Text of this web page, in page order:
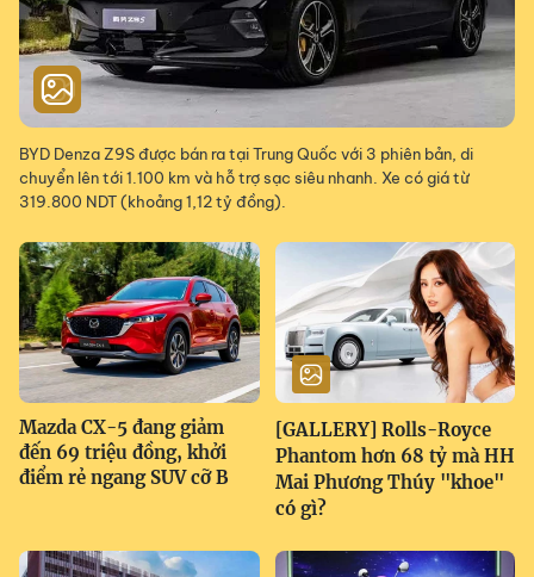
BYD Denza Z9S được bán ra tại Trung Quốc với 3 phiên bản, di
chuyển lên tới 1.100 km và hỗ trợ sạc siêu nhanh. Xe có giá từ
319.800 NDT (khoảng 1,12 tỷ đồng).
Mazda CX-5 đang giảm
đến 69 triệu đồng, khởi
điểm rẻ ngang SUV cỡ B
[GALLERY] Rolls-Royce
Phantom hơn 68 tỷ mà HH
Mai Phương Thúy "khoe"
có gì?